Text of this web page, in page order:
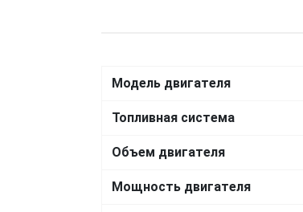
Модель двигателя
Топливная система
Объем двигателя
Мощность двигателя